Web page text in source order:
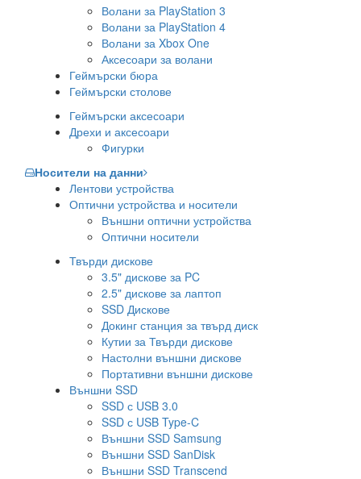
Волани за PlayStation 3
Волани за PlayStation 4
Волани за Xbox One
Аксесоари за волани
Геймърски бюра
Геймърски столове
Геймърски аксесоари
Дрехи и аксесоари
Фигурки
Носители на данни
Лентови устройства
Оптични устройства и носители
Външни оптични устройства
Оптични носители
Твърди дискове
3.5" дискове за PC
2.5" дискове за лаптоп
SSD Дискове
Докинг станция за твърд диск
Кутии за Твърди дискове
Настолни външни дискове
Портативни външни дискове
Външни SSD
SSD с USB 3.0
SSD с USB Type-C
Външни SSD Samsung
Външни SSD SanDisk
Външни SSD Transcend